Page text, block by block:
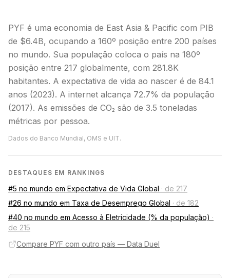
PYF é uma economia de East Asia & Pacific com PIB
de $6.4B, ocupando a 160º posição entre 200 países
no mundo. Sua população coloca o país na 180º
posição entre 217 globalmente, com 281.8K
habitantes. A expectativa de vida ao nascer é de 84.1
anos (2023). A internet alcança 72.7% da população
(2017). As emissões de CO₂ são de 3.5 toneladas
métricas por pessoa.
Dados do Banco Mundial, OMS e UIT.
DESTAQUES EM RANKINGS
#5 no mundo em Expectativa de Vida Global · de 217
#26 no mundo em Taxa de Desemprego Global · de 182
#40 no mundo em Acesso à Eletricidade (% da população) ·
de 215
Compare PYF com outro país — Data Duel